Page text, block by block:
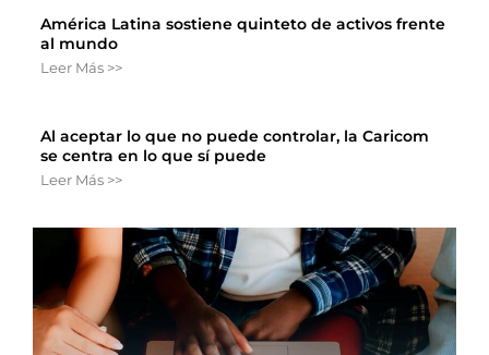
América Latina sostiene quinteto de activos frente
al mundo
Leer Más >>
Al aceptar lo que no puede controlar, la Caricom
se centra en lo que sí puede
Leer Más >>